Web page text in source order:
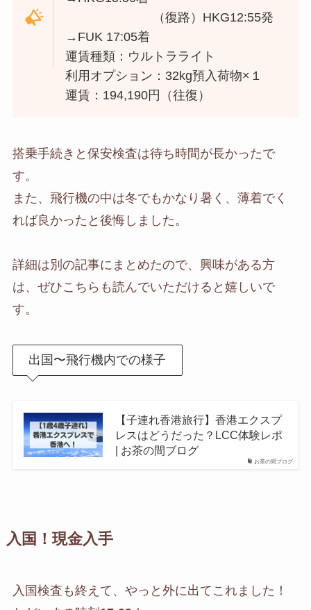
（復路）HKG12:55発
→FUK 17:05着
運賃種類：ウルトラライト
利用オプション：32kg預入荷物×１
運賃：194,190円（往復）
搭乗手続きと保安検査は待ち時間が長かったで
す。
また、飛行機の中は冬でもかなり暑く、薄着でく
れば良かったと後悔しました。
詳細は別の記事にまとめたので、興味がある方
は、ぜひこちらも読んでいただけると嬉しいで
す。
出国〜飛行機内での様子
お茶の間ブログ
【子連れ香港旅行】香港エクスプ
レスはどうだった？LCC体験レポ
| お茶の間ブログ
入国！現金入手
入国検査も終えて、やっと外に出てこれました！